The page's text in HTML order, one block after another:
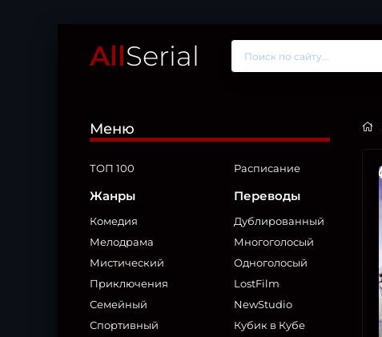
AllSerial
Меню
ТОП 100
Жанры
Комедия
Мелодрама
Мистический
Приключения
Семейный
Спортивный
Расписание
Переводы
Дублированный
Многоголосый
Одноголосый
LostFilm
NewStudio
Кубик в Кубе